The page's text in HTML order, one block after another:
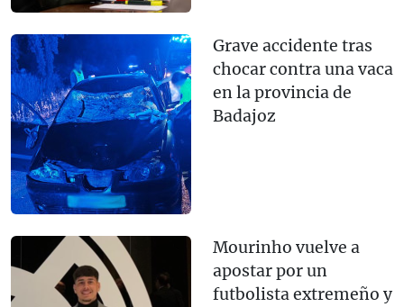
Grave accidente tras
chocar contra una vaca
en la provincia de
Badajoz
Mourinho vuelve a
apostar por un
futbolista extremeño y